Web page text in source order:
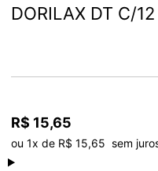
DORILAX DT C/
R$ 15,65
ou 1x de R$ 15,65  sem